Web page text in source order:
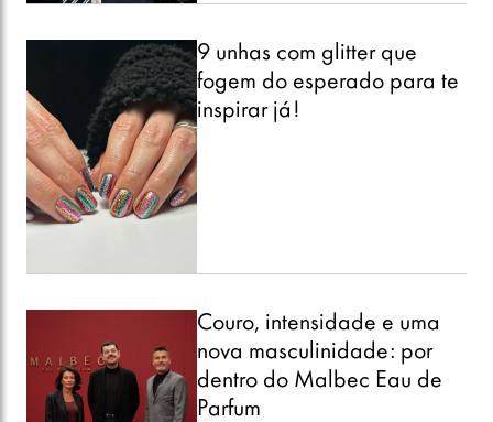
9 unhas com glitter que
fogem do esperado para te
inspirar já!
Couro, intensidade e uma
nova masculinidade: por
dentro do Malbec Eau de
Parfum